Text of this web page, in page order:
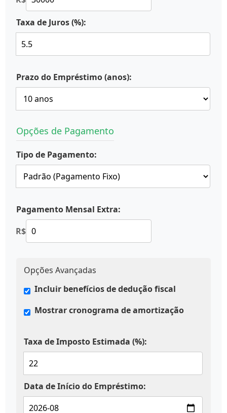
Taxa de Juros (%):
Prazo do Empréstimo (anos):
Opções de Pagamento
Tipo de Pagamento:
Pagamento Mensal Extra:
R$
Opções Avançadas
Incluir benefícios de dedução fiscal
Mostrar cronograma de amortização
Taxa de Imposto Estimada (%):
Data de Início do Empréstimo: